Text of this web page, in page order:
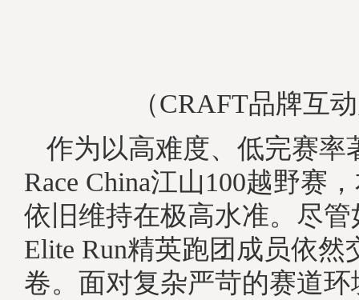
（CRAFT品牌互
作为以高难度、低完赛率
Race China江山100越野赛
依旧维持在极高水准。尽管
Elite Run精英跑团成员依然
卷。面对复杂严苛的赛道环